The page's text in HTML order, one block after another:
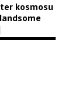
kosmosu